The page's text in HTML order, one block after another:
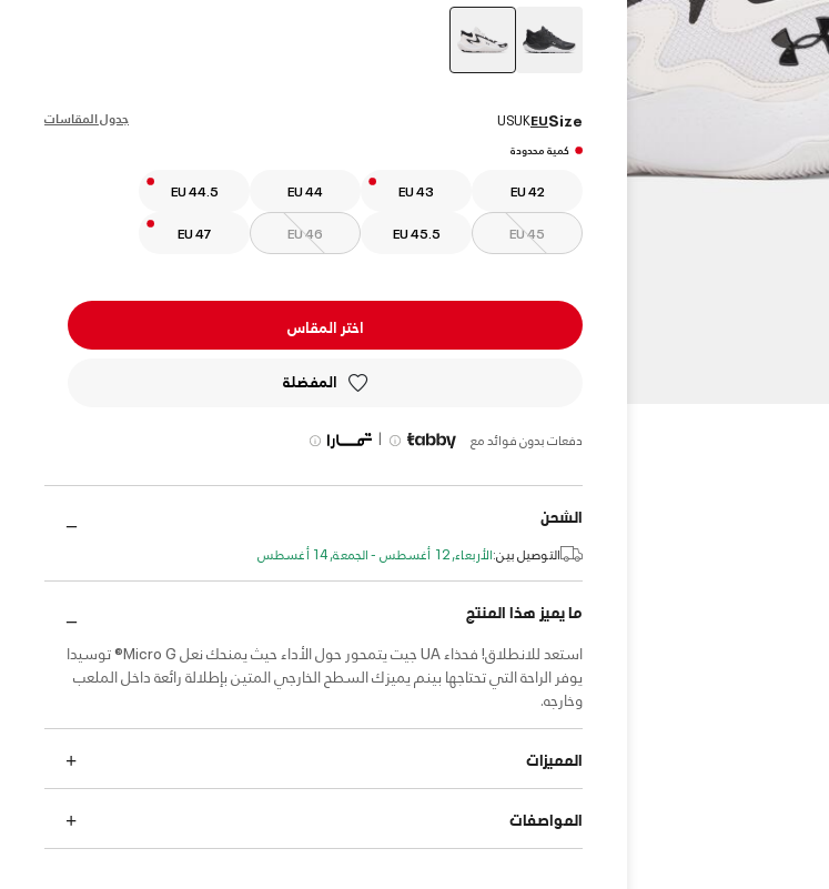
جدول المقاسات Size
EU
UK
US
كمية محدودة
EU 42
EU 43
EU 44
EU 44.5
EU 45
EU 45.5
EU 46
EU 47
اختر المقاس
المفضلة
دفعات بدون فوائد مع |
الشحن
التوصيل بين:الأربعاء, 12 أغسطس - الجمعة, 14 أغسطس
ما يميز هذا المنتج
استعد للانطلاق! فحذاء UA جيت يتمحور حول الأداء حيث يمنحك نعل Micro G® توسيدا
يوفر الراحة التي تحتاجها بينم يميزك السطح الخارجي المتين بإطلالة رائعة داخل الملعب
وخارجه.
المميزات
المواصفات